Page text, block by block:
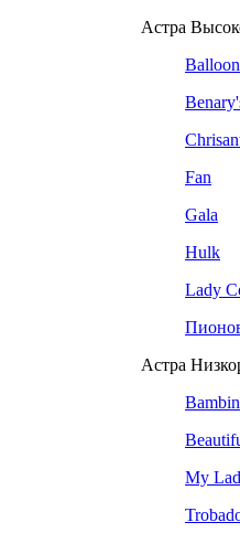
Астра
Balloon
Fan
Gala
Hulk
Lady
Астра
My